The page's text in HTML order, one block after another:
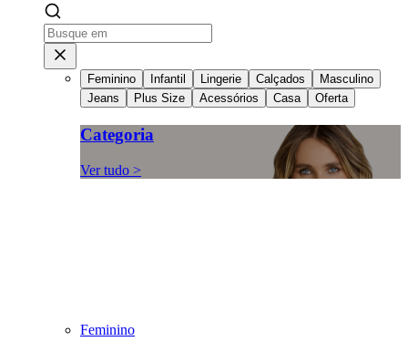
Feminino Infantil Lingerie Calçados
Masculino
Jeans
Plus Size Acessórios Casa Oferta
Categoria
Ver tudo >
Feminino